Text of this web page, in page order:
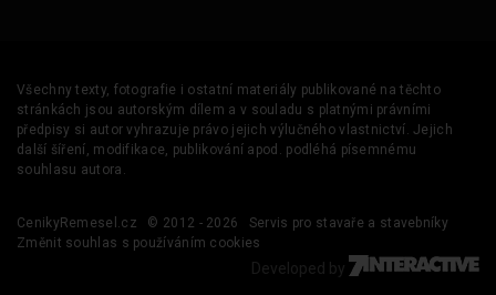
Všechny texty, fotografie i ostatní materiály publikované na těchto
stránkách jsou autorským dílem a v souladu s platnými právními
předpisy si autor vyhrazuje právo jejich výlučného vlastnictví. Jejich
další šíření, modifikace, publikování apod. podléhá písemnému
souhlasu autora.
CenikyRemesel.cz © 2012 - 2026
Servis pro stavaře a stavebníky
Změnit souhlas s používáním cookies
Developed by